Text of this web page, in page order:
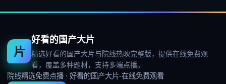
片
好看的国产大片
精选好看的国产大片与院线热映完整版，提供在线免费观
看，覆盖多种题材，支持多端点播。
院线精选免费点播 ·好看的国产大片-在线免费观看